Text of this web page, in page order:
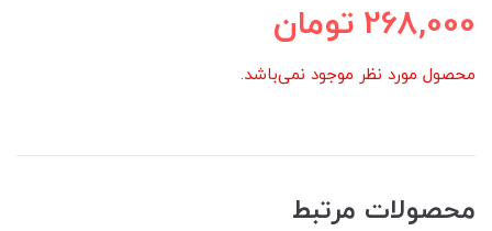
268,000 تومان
محصول مورد نظر موجود نمی‌باشد.
محصولات مرتبط